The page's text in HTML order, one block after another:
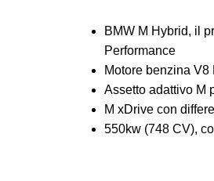
BMW M Hybrid, il
Performance
Motore benzina
Assetto adattivo M
M xDrive con
550kw (748 CV),